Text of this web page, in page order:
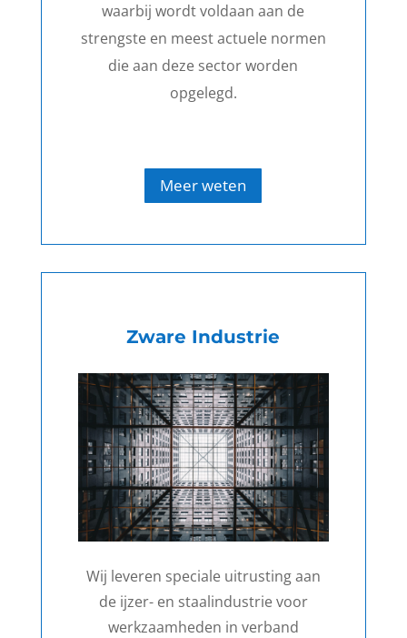
waarbij wordt voldaan aan de
strengste en meest actuele normen
die aan deze sector worden
opgelegd.
Meer weten
Zware Industrie
Wij leveren speciale uitrusting aan
de ijzer- en staalindustrie voor
werkzaamheden in verband